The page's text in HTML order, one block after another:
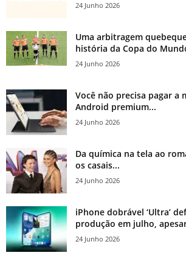
24 Junho 2026
Uma arbitragem
história da Copa do
24 Junho 2026
Você não precisa pagar a
Android premium...
24 Junho 2026
Da química na tela ao
os casais...
24 Junho 2026
iPhone dobrável ‘Ultra’
produção em julho,
24 Junho 2026